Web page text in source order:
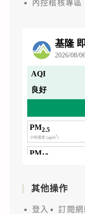
內控稽核專區
其他操作
登入
訂閱